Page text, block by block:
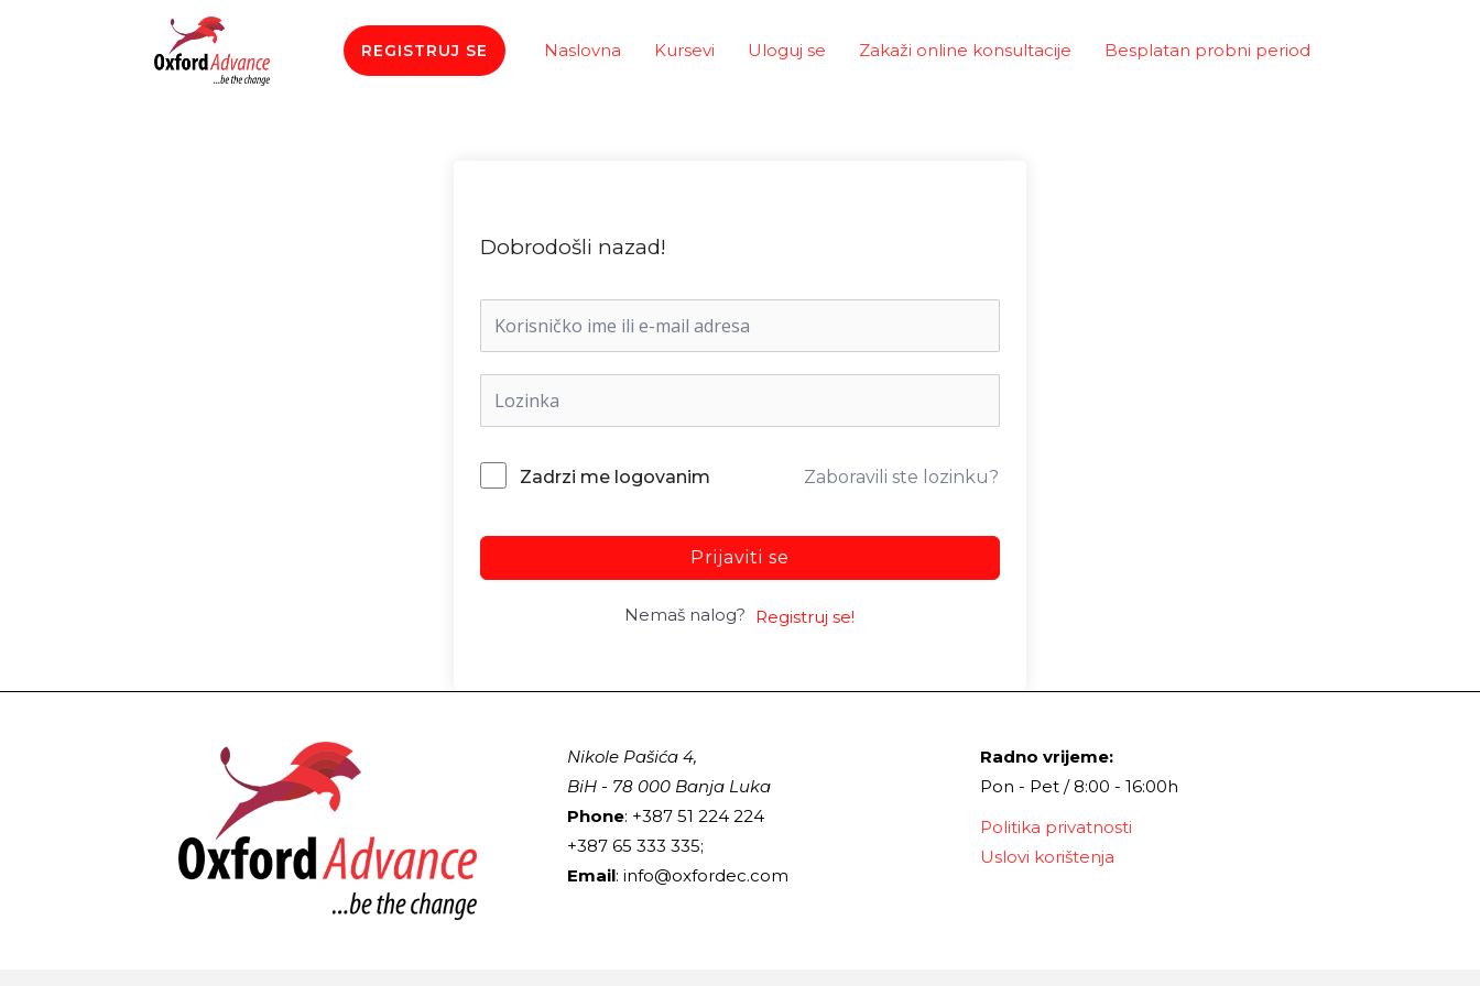
REGISTRUJ SE Naslovna Kursevi Uloguj se Zakaži online konsultacije Besplatan probni period
Dobrodošli nazad!
Zadrzi me logovanim Zaboravili ste lozinku?
Prijaviti se
Nemaš nalog? Registruj se!
Nikole Pašića 4,
BiH - 78 000 Banja Luka
Phone: +387 51 224 224
+387 65 333 335;
Email: info@oxfordec.com
Radno vrijeme:
Pon - Pet / 8:00 - 16:00h
Politika privatnosti
Uslovi korištenja